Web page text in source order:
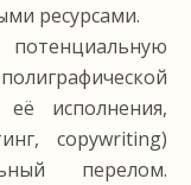
ресурсами.
исполнения,
copywriting)
перелом.